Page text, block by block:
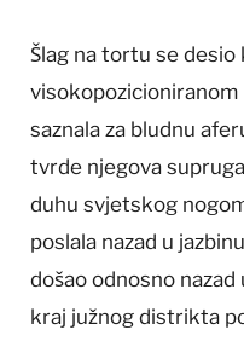
Šlag na tortu se desio
saznala za bludnu
tvrde njegova
duhu svjetskog
poslala nazad u
došao odnosno
kraj južnog distrikta